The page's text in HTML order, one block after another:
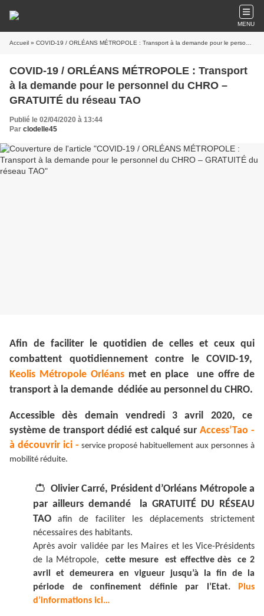
MENU
Accueil » COVID-19 / ORLÉANS MÉTROPOLE : Transport à la demande pour le personnel du CHRO – GRATUITÉ du réseau TAO
COVID-19 / ORLÉANS MÉTROPOLE : Transport
à la demande pour le personnel du CHRO –
GRATUITÉ du réseau TAO
Publié le 02/04/2020 à 13:44
Par clodelle45
Afin de faciliter le quotidien de celles et ceux qui
combattent quotidiennement contre le COVID-19,
Keolis Métropole Orléansmet en place une offre de
transport à la demande dédiée au personnel du CHRO.
Accessible dès demain vendredi 3 avril 2020, ce
système de transport dédié est calqué sur Access’Tao -
à découvrir ici - service proposé habituellement aux personnes à
mobilité réduite.
👛 Olivier Carré, Président d’Orléans Métropole a
par ailleurs demandé la GRATUITÉ DU RÉSEAU
TAO
afin de faciliter les déplacements strictement
nécessaires des habitants.
Après avoir validée par les Maires et les Vice-Présidents
de la Métropole,cette mesure est effective dès ce 2
avril et demeurera en vigueur jusqu’à la fin de la
période de confinement définie par l’Etat.
Plus
d’informations ici…